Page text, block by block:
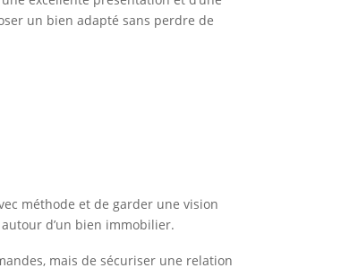
un bien adapté sans perdre de
méthode et de garder une vision
d’un bien immobilier.
mais de sécuriser une relation